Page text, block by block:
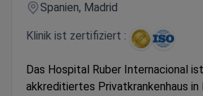
Spanien, Madrid
Klinik ist zertifiziert :
Das Hospital Ruber Internacional
akkreditiertes Privatkrankenhaus in